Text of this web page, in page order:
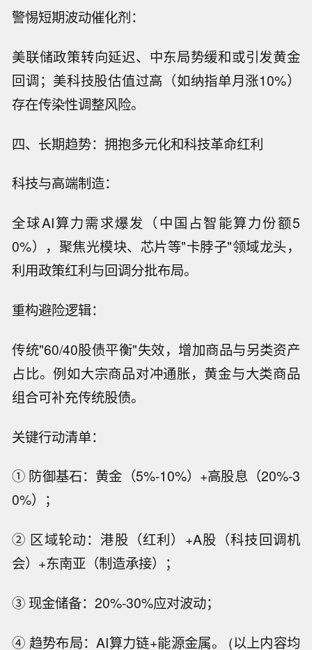
警惕短期波动催化剂：
美联储政策转向延迟、中东局势缓和或引发黄金
回调；美科技股估值过高（如纳指单月涨10%）
存在传染性调整风险。
四、长期趋势：拥抱多元化和科技革命红利
科技与高端制造：
全球AI算力需求爆发（中国占智能算力份额5
0%），聚焦光模块、芯片等"卡脖子"领域龙头，
利用政策红利与回调分批布局。
重构避险逻辑：
传统"60/40股债平衡"失效，增加商品与另类资产
占比。例如大宗商品对冲通胀，黄金与大类商品
组合可补充传统股债。
关键行动清单：
① 防御基石：黄金（5%-10%）+高股息（20%-3
0%）；
② 区域轮动：港股（红利）+A股（科技回调机
会）+东南亚（制造承接）；
③ 现金储备：20%-30%应对波动；
④ 趋势布局：AI算力链+能源金属。 (以上内容均